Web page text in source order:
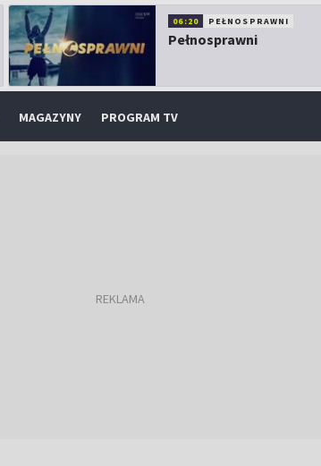
06:20 PEŁNOSPRAWNI
Pełnosprawni
MAGAZYNY PROGRAM TV